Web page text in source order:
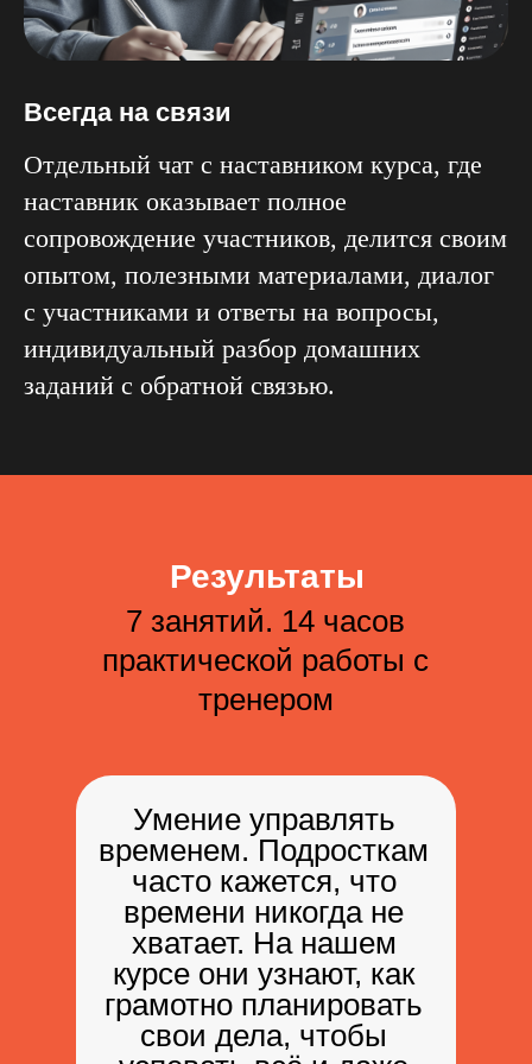
Всегда на связи
Отдельный чат с наставником курса, где
наставник оказывает полное
сопровождение участников, делится своим
опытом, полезными материалами, диалог
с участниками и ответы на вопросы,
индивидуальный разбор домашних
заданий с обратной связью.
Результаты
Умение управлять
временем. Подросткам
часто кажется, что
времени никогда не
хватает. На нашем
курсе они узнают, как
грамотно планировать
свои дела, чтобы
7 занятий. 14 часов
практической работы с
тренером